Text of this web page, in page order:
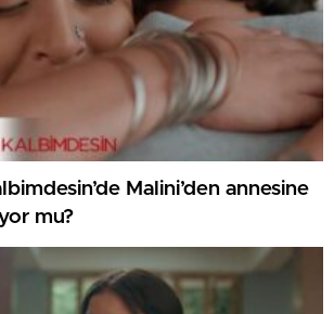
Malini’den annesine
mu?